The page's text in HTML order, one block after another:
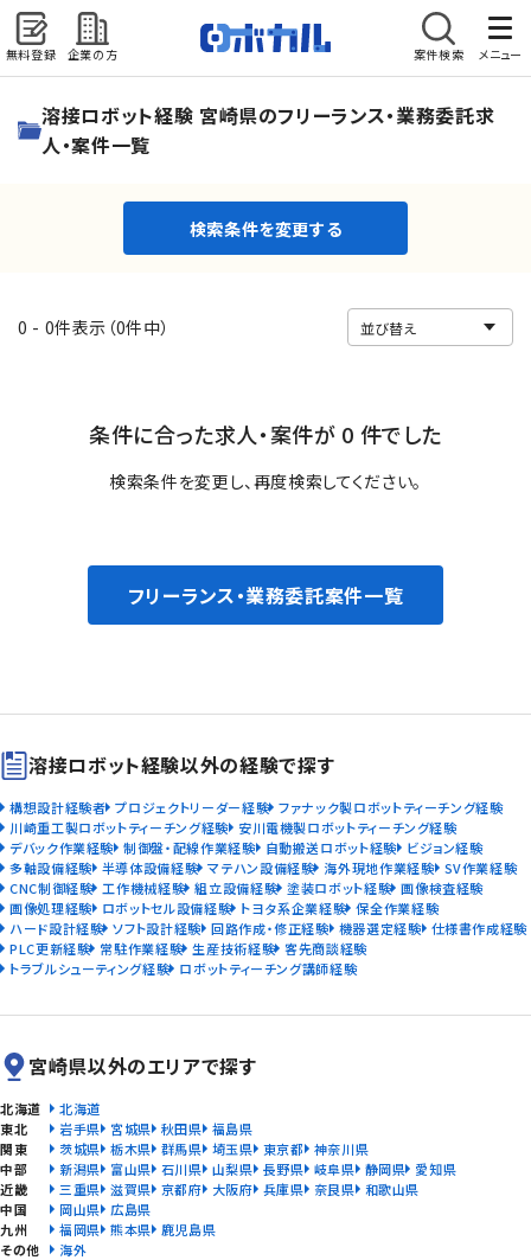
無料登録 企業の方 案件検索 メニュー
検索条件を変更する
溶接ロボット経験 宮崎県のフリーランス・業務委託求
人・案件一覧
検索条件を変更する
0 - 0件表示（0件中）
条件に合った求人・案件が 0 件でした
検索条件を変更し、再度検索してください。
フリーランス・業務委託案件一覧
溶接ロボット経験以外の経験で探す
構想設計経験者 プロジェクトリーダー経験 ファナック製ロボットティーチング経験
川崎重工製ロボットティーチング経験 安川電機製ロボットティーチング経験
デバック作業経験 制御盤・配線作業経験 自動搬送ロボット経験 ビジョン経験
多軸設備経験 半導体設備経験 マテハン設備経験 海外現地作業経験 SV作業経験
CNC制御経験 工作機械経験 組立設備経験 塗装ロボット経験 画像検査経験
画像処理経験 ロボットセル設備経験 トヨタ系企業経験 保全作業経験
ハード設計経験 ソフト設計経験 回路作成・修正経験 機器選定経験 仕様書作成経験
PLC更新経験 常駐作業経験 生産技術経験 客先商談経験
トラブルシューティング経験 ロボットティーチング講師経験
宮崎県以外のエリアで探す
北海道
北海道
東北
岩手県 宮城県 秋田県 福島県
関東
茨城県 栃木県 群馬県 埼玉県 東京都
神奈川県
中部
新潟県 富山県 石川県 山梨県 長野県 岐阜県 静岡県 愛知県
近畿
三重県 滋賀県 京都府 大阪府 兵庫県 奈良県 和歌山県
中国
岡山県
広島県
九州
福岡県 熊本県
鹿児島県
その他
海外